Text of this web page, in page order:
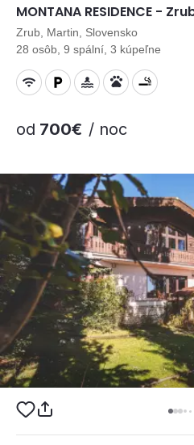
MONTANA RESIDENCE -
Zrub, Martin, Slovensko
28 osôb, 9 spální, 3 kúpeľne
od 700€ / noc